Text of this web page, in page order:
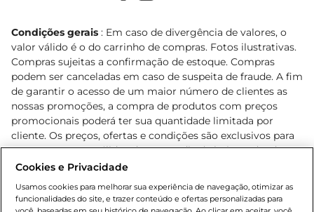
Condições gerais : Em caso de divergência de valores, o
valor válido é o do carrinho de compras. Fotos ilustrativas.
Compras sujeitas a confirmação de estoque. Compras
podem ser canceladas em caso de suspeita de fraude. A fim
de garantir o acesso de um maior número de clientes as
nossas promoções, a compra de produtos com preços
promocionais poderá ter sua quantidade limitada por
cliente. Os preços, ofertas e condições são exclusivos para
o e-commerce e válidos durante o dia de hoje, podendo
sofrer alterações sem prévia notificação. Proibida a venda
Lei n.º 8069/90, art. 81, inciso II (Estatuto da Criança e do
Adolescente). Preços e condições exclusivos para o
Cookies e Privacidade
Usamos cookies para melhorar sua experiência de navegação, otimizar as
funcionalidades do site, e trazer conteúdo e ofertas personalizadas para